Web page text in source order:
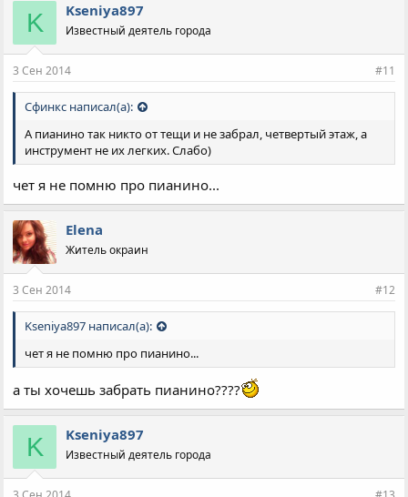
K Kseniya897
Известный деятель города
3 Сен 2014 #11
Сфинкс написал(а):
А пианино так никто от тещи и не забрал, четвертый этаж, а
инструмент не их легких. Слабо)
чет я не помню про пианино...
Elena
Житель окраин
3 Сен 2014 #12
Kseniya897 написал(а):
чет я не помню про пианино...
а ты хочешь забрать пианино????
K Kseniya897
Известный деятель города